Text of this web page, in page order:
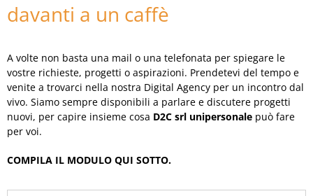
davanti a un caffè
A volte non basta una mail o una telefonata per spiegare le
vostre richieste, progetti o aspirazioni. Prendetevi del tempo e
venite a trovarci nella nostra Digital Agency per un incontro dal
vivo. Siamo sempre disponibili a parlare e discutere progetti
nuovi, per capire insieme cosa D2C srl unipersonale può fare
per voi.
COMPILA IL MODULO QUI SOTTO.